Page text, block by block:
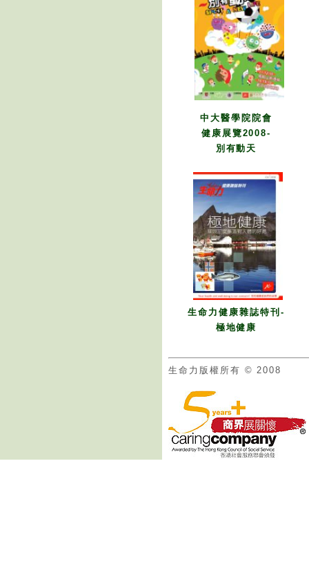
中大醫學院院會
健康展覽2008-
別有動天
生命力健康雜誌特刊-
極地健康
生命力版權所有 © 2008